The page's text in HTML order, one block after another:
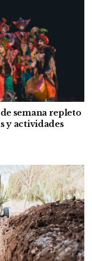
semana repleto
y actividades